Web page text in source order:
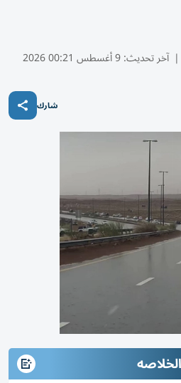
| آخر تحديث:9 أغسطس 00:21 2026
شارك
الخلاصه